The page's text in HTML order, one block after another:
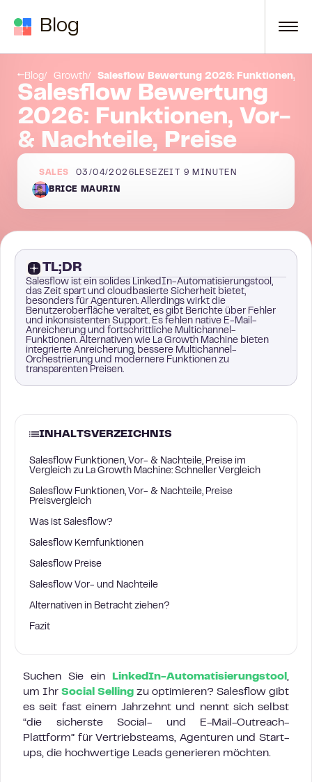
Blog
Blog Growth Salesflow Bewertung 2026: Funktionen,
Salesflow Bewertung
2026: Funktionen, Vor-
& Nachteile, Preise
SALES 03/04/2026 LESEZEIT 9 MINUTEN
BRICE MAURIN
TL;DR
Salesflow ist ein solides LinkedIn-Automatisierungstool,
das Zeit spart und cloudbasierte Sicherheit bietet,
besonders für Agenturen. Allerdings wirkt die
Benutzeroberfläche veraltet, es gibt Berichte über Fehler
und inkonsistenten Support. Es fehlen native E-Mail-
Anreicherung und fortschrittliche Multichannel-
Funktionen. Alternativen wie La Growth Machine bieten
integrierte Anreicherung, bessere Multichannel-
Orchestrierung und modernere Funktionen zu
transparenten Preisen.
INHALTSVERZEICHNIS
Salesflow Funktionen, Vor- & Nachteile, Preise im
Vergleich zu La Growth Machine: Schneller Vergleich
Salesflow Funktionen, Vor- & Nachteile, Preise
Preisvergleich
Was ist Salesflow?
Salesflow Kernfunktionen
Salesflow Preise
Salesflow Vor- und Nachteile
Alternativen in Betracht ziehen?
Fazit
Suchen Sie ein LinkedIn-Automatisierungstool ,
um Ihr Social Selling zu optimieren? Salesflow gibt
es seit fast einem Jahrzehnt und nennt sich selbst
“die sicherste Social- und E-Mail-Outreach-
Plattform” für Vertriebsteams, Agenturen und Start-
ups, die hochwertige Leads generieren möchten.